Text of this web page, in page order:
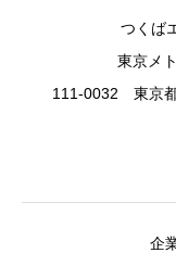
つくば
東京メ
111-0032 東京
企